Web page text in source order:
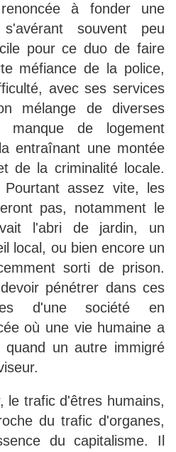
à fonder une
souvent peu
pour ce duo de faire
méfiance de la police,
avec ses services
mélange de diverses
manque de logement
entraînant une montée
de la criminalité locale.
assez vite, les
pas, notamment le
l'abri de jardin, un
local, ou bien encore un
sorti de prison.
pénétrer dans ces
d'une société en
où une vie humaine a
un autre immigré
le trafic d'êtres humains,
du trafic d'organes,
du capitalisme. Il